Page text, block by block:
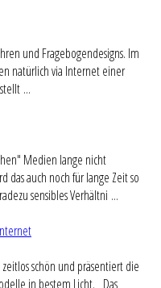
und Fragebogendesigns. Im
natürlich via Interneteiner
...
Medien lange nicht
das auch noch für lange Zeit so
sensibles Verhältni ...
schön und präsentiert die
in bestem Licht. Das